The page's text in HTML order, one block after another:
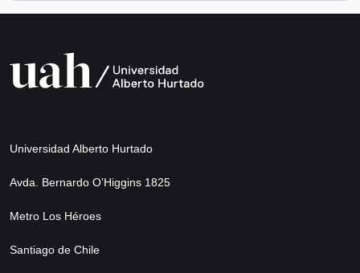
Universidad Alberto Hurtado
Avda. Bernardo O’Higgins 1825
Metro Los Héroes
Santiago de Chile